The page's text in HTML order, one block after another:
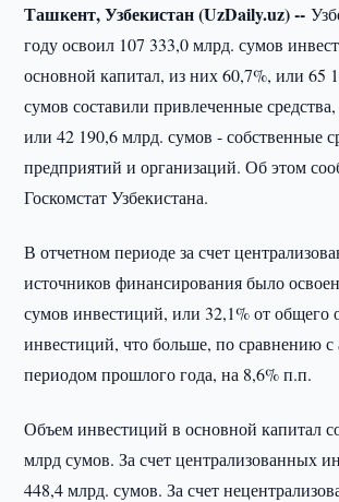
Ташкент, Узбекистан (UzDaily.uz) --
году освоил 107 333,0 млрд. сумов
основной капитал, из них 60,7%, или 65
сумов составили привлеченные
или 42 190,6 млрд. сумов - собственные
предприятий и организаций. Об этом
Госкомстат Узбекистана.
В отчетном периоде за счет
источников финансирования было
сумов инвестиций, или 32,1% от общего
инвестиций, что больше, по сравнению
периодом прошлого года, на 8,6% п.п.
Объем инвестиций в основной капитал
млрд сумов. За счет централизованных
448,4 млрд. сумов. За счет